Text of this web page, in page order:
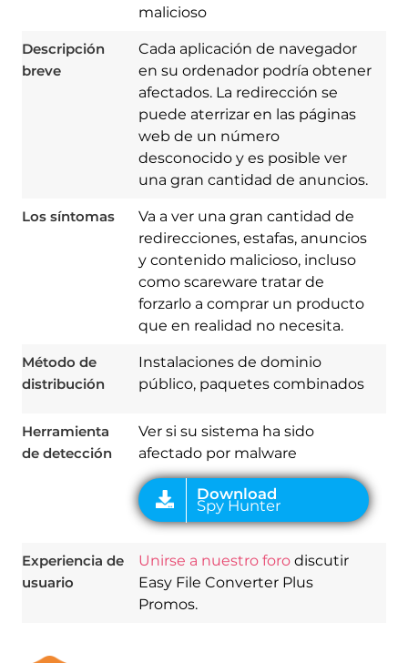
malicioso
Descripción
breve
Cada aplicación de navegador
en su ordenador podría obtener
afectados. La redirección se
puede aterrizar en las páginas
web de un número
desconocido y es posible ver
una gran cantidad de anuncios.
Los síntomas
Va a ver una gran cantidad de
redirecciones, estafas, anuncios
y contenido malicioso, incluso
como scareware tratar de
forzarlo a comprar un producto
que en realidad no necesita.
Método de
distribución
Instalaciones de dominio
público, paquetes combinados
Herramienta
de detección
Ver si su sistema ha sido
afectado por malware
Download
Spy Hunter
Experiencia de
usuario
Unirse a nuestro forodiscutir
Easy File Converter Plus
Promos.